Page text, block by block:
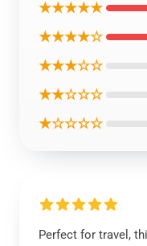
★★★★★
★★★★☆
★★★☆☆
★★☆☆☆
★☆☆☆☆
Perfect for travel,